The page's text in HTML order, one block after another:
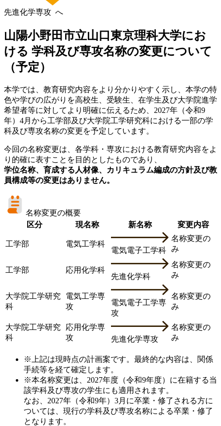
先進化学専攻 へ
山陽小野田市立山口東京理科大学にお
ける 学科及び専攻名称の変更について
（予定）
本学では、教育研究内容をより分かりやすく示し、本学の特
色や学びの広がりを高校生、受験生、在学生及び大学院進学
希望者等に対して より明確に伝えるため、2027年（令和9
年）4月から工学部及び大学院工学研究科における一部の学
科及び専攻名称の変更を予定しています。
今回の名称変更は、各学科・専攻における教育研究内容をよ
り的確に表すことを目的としたものであり、
学位名称、育成する人材像、カリキュラム編成の方針及び教
員構成等の変更はありません。
名称変更の概要
区分
現名称 新名称 変更内容
工学部 電気工学科
電気電子工学科
名称変更の
み
工学部 応用化学科
先進化学科
名称変更の
み
大学院工学研究
科
電気工学専
攻
電気電子工学専
攻
名称変更の
み
大学院工学研究
科
応用化学専
攻
先進化学専攻
名称変更の
み
※ 上記は現時点の計画案です。最終的な内容は、関係
手続等を経て確定します。
※本名称変更は、2027年度（令和9年度）に在籍する当
該学科及び専攻の学生にも適用されます。
なお、2027年（令和9年）3月に卒業・修了される方に
ついては、現行の学科及び専攻名称による卒業・修了
となります。